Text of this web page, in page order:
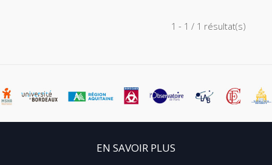
1 - 1 / 1 résultat(s)
EN SAVOIR PLUS